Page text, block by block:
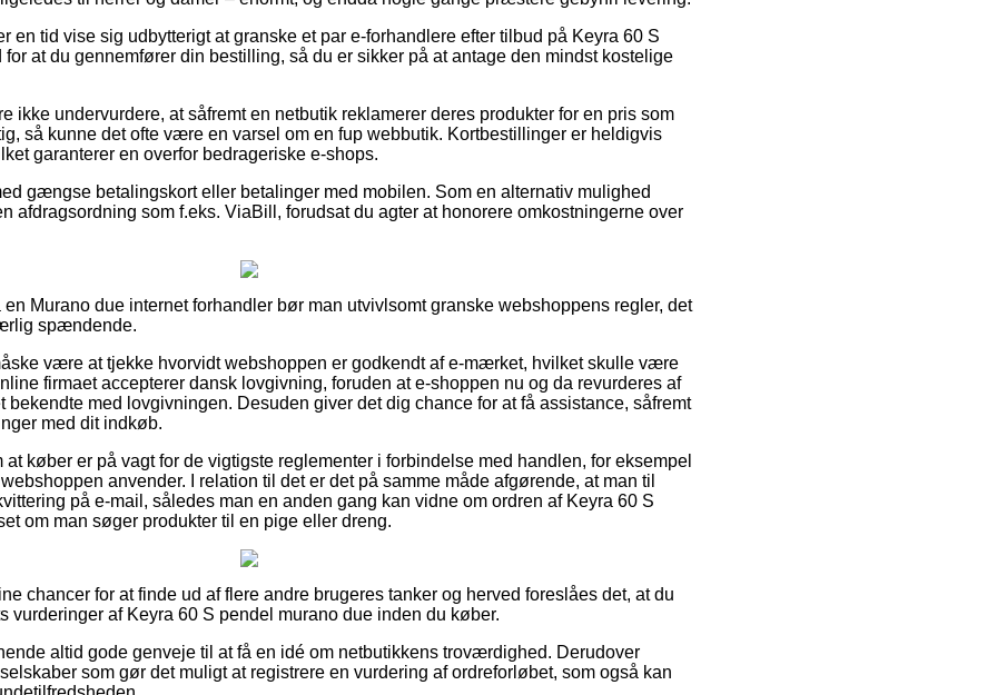
en tid vise sig udbytterigt at granske et par e-forhandlere efter tilbud på Keyra 60 S
at du gennemfører din bestilling, så du er sikker på at antage den mindst kostelige
ikke undervurdere, at såfremt en netbutik reklamerer deres produkter for en pris som
så kunne det ofte være en varsel om en fup webbutik. Kortbestillinger er heldigvis
garanterer en overfor bedrageriske e-shops.
gængse betalingskort eller betalinger med mobilen. Som en alternativ mulighed
afdragsordning som f.eks. ViaBill, forudsat du agter at honorere omkostningerne over
Murano due internet forhandler bør man utvivlsomt granske webshoppens regler, det
spændende.
være at tjekke hvorvidt webshoppen er godkendt af e-mærket, hvilket skulle være
firmaet accepterer dansk lovgivning, foruden at e-shoppen nu og da revurderes af
bekendte med lovgivningen. Desuden giver det dig chance for at få assistance, såfremt
med dit indkøb.
køber er på vagt for de vigtigste reglementer i forbindelse med handlen, for eksempel
anvender. I relation til det er det på samme måde afgørende, at man til
på e-mail, således man en anden gang kan vidne om ordren af Keyra 60 S
om man søger produkter til en pige eller dreng.
chancer for at finde ud af flere andre brugeres tanker og herved foreslåes det, at du
vurderinger af Keyra 60 S pendel murano due inden du køber.
altid gode genveje til at få en idé om netbutikkens troværdighed. Derudover
som gør det muligt at registrere en vurdering af ordreforløbet, som også kan